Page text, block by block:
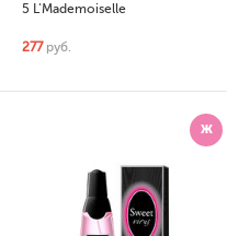
5 L'Mademoiselle
277 руб.
Ж